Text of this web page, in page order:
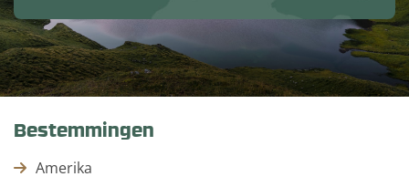
Bestemmingen
Amerika